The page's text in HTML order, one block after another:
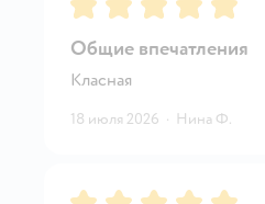
Общие впечатления
Класная
18 июля 2026 · Нина Ф.
Рейтинг:5